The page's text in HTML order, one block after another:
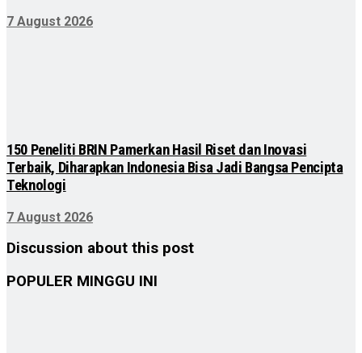
7 August 2026
150 Peneliti BRIN Pamerkan Hasil Riset dan Inovasi
Terbaik, Diharapkan Indonesia Bisa Jadi Bangsa Pencipta
Teknologi
7 August 2026
Discussion about this post
POPULER MINGGU INI